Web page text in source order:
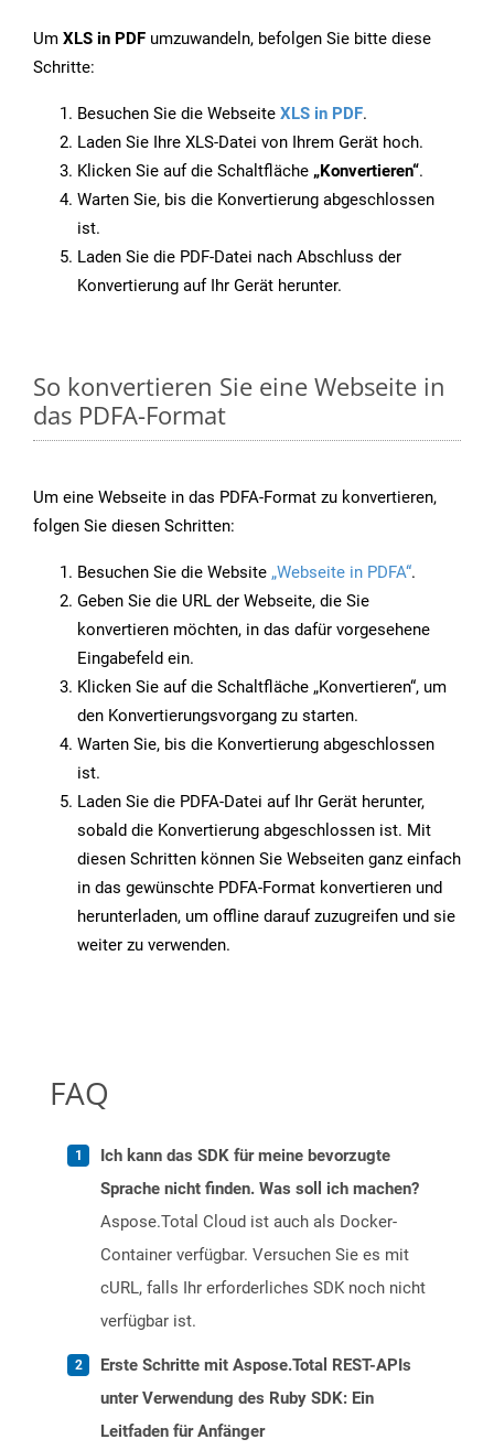
Um XLS in PDF umzuwandeln, befolgen Sie bitte diese
Schritte:
Besuchen Sie die Webseite XLS in PDF.
Laden Sie Ihre XLS-Datei von Ihrem Gerät hoch.
Klicken Sie auf die Schaltfläche „Konvertieren“.
Warten Sie, bis die Konvertierung abgeschlossen
ist.
Laden Sie die PDF-Datei nach Abschluss der
Konvertierung auf Ihr Gerät herunter.
So konvertieren Sie eine Webseite in
das PDFA-Format
Um eine Webseite in das PDFA-Format zu konvertieren,
folgen Sie diesen Schritten:
Besuchen Sie die Website „Webseite in PDFA“.
Geben Sie die URL der Webseite, die Sie
konvertieren möchten, in das dafür vorgesehene
Eingabefeld ein.
Klicken Sie auf die Schaltfläche „Konvertieren“, um
den Konvertierungsvorgang zu starten.
Warten Sie, bis die Konvertierung abgeschlossen
ist.
Laden Sie die PDFA-Datei auf Ihr Gerät herunter,
sobald die Konvertierung abgeschlossen ist. Mit
diesen Schritten können Sie Webseiten ganz einfach
in das gewünschte PDFA-Format konvertieren und
herunterladen, um offline darauf zuzugreifen und sie
weiter zu verwenden.
FAQ
Ich kann das SDK für meine bevorzugte
Sprache nicht finden. Was soll ich machen?
Aspose.Total Cloud ist auch als Docker-
Container verfügbar. Versuchen Sie es mit
cURL, falls Ihr erforderliches SDK noch nicht
verfügbar ist.
Erste Schritte mit Aspose.Total REST-APIs
unter Verwendung des Ruby SDK: Ein
Leitfaden für Anfänger